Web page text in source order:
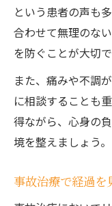
という患者の声も
合わせて無理のな
を防ぐことが大切で
また、痛みや不調
に相談することも
得ながら、心身の
境を整えましょう。
事故治療で経過を